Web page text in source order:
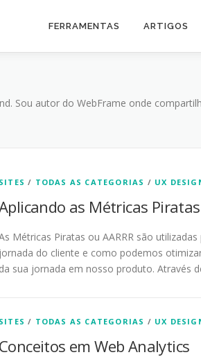
FERRAMENTAS ARTIGOS
Sou autor do WebFrame onde
SITES / TODAS AS CATEGORIAS / UX
as Métricas Piratas
Métricas Piratas ou AARRR são
jornada do cliente e como podemos
da sua jornada em nosso produto. Através
SITES / TODAS AS CATEGORIAS / UX
Conceitos em Web Analytics